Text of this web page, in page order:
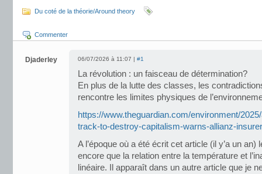
Du coté de la théorie/Around theory
Commenter
Djaderley 06/07/2026 à 11:07 | #1
La révolution : un faisceau de détermination?
En plus de la lutte des classes, les
rencontre les limites physiques de
https://www.theguardian.com/environment/
track-to-destroy-capitalism-warns-allianz-insurer
A l’époque où a été écrit cet article (il y’a un
encore que la relation entre la température et
linéaire. Il apparaît dans un autre article que je